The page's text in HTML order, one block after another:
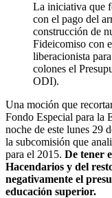
La iniciativa que
con el pago del
construcción de
Fideicomiso con
liberacionista
colones el
ODI).
Una moción que
Fondo Especial para la
noche de este lunes 29
la subcomisión que
para el 2015. De tener
Hacendarios y del
negativamente el
educación superior.